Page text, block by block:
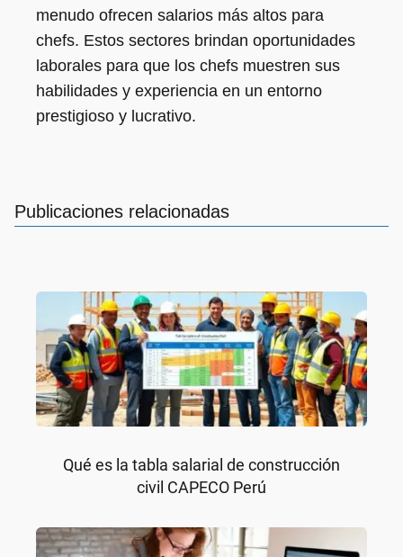
menudo ofrecen salarios más altos para
chefs. Estos sectores brindan oportunidades
laborales para que los chefs muestren sus
habilidades y experiencia en un entorno
prestigioso y lucrativo.
Publicaciones relacionadas
Qué es la tabla salarial de construcción
civil CAPECO Perú